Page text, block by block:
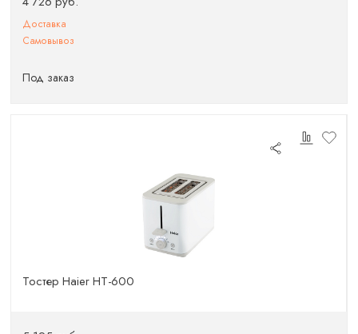
Доставка
Самовывоз
Под заказ
Тостер Haier HT-600